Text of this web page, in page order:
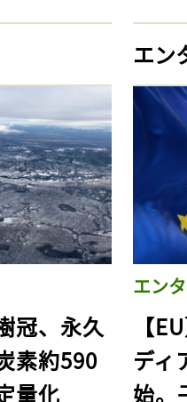
冠、永久
素約590
量化
エン
エン
【
ディ
始。